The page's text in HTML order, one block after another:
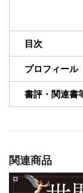
目次
プロフィール
書評・関連書
関連商品